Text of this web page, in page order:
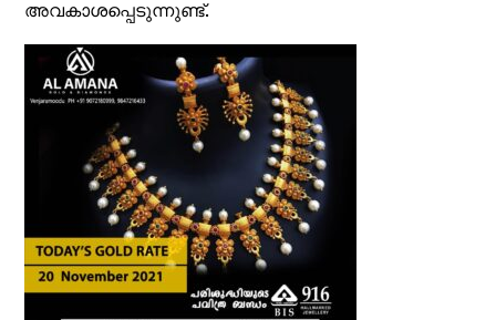
അവകാശപ്പെടുന്നുണ്ട്.